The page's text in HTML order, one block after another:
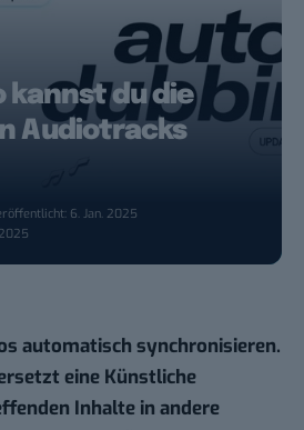
kannst du die
Audiotracks
6. Jan. 2025
automatisch synchronisieren.
eine Künstliche
Inhalte in andere